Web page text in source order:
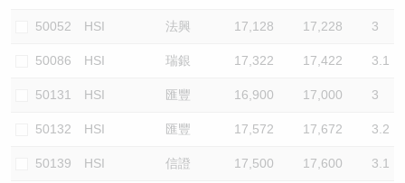
50052 HSI 法興 17,128 17,228 3
50086 HSI 瑞銀 17,322 17,422 3.1
50131 HSI 匯豐 16,900 17,000 3
50132 HSI 匯豐 17,572 17,672 3.2
50139 HSI 信證 17,500 17,600 3.1